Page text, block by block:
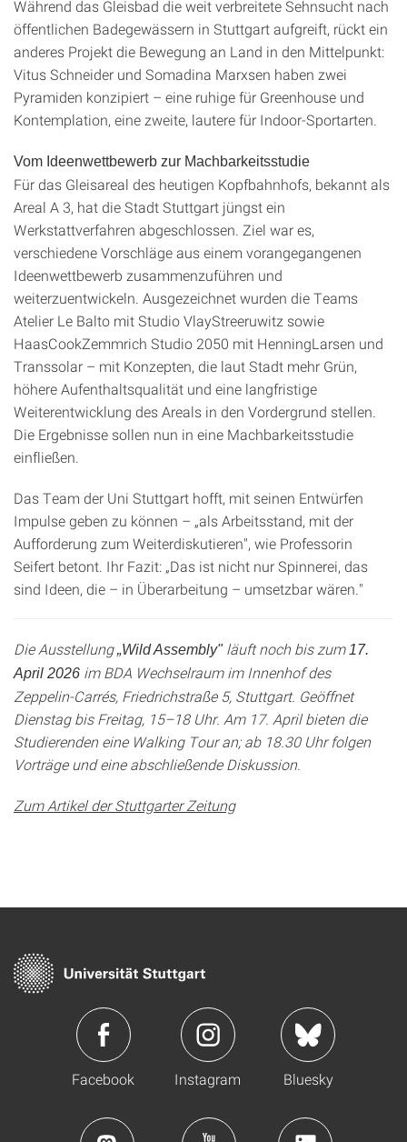
Während das Gleisbad die weit verbreitete Sehnsucht nach
öffentlichen Badegewässern in Stuttgart aufgreift, rückt ein
anderes Projekt die Bewegung an Land in den Mittelpunkt:
Vitus Schneider und Somadina Marxsen haben zwei
Pyramiden konzipiert – eine ruhige für Greenhouse und
Kontemplation, eine zweite, lautere für Indoor-Sportarten.
Vom Ideenwettbewerb zur Machbarkeitsstudie
Für das Gleisareal des heutigen Kopfbahnhofs, bekannt als
Areal A 3, hat die Stadt Stuttgart jüngst ein
Werkstattverfahren abgeschlossen. Ziel war es,
verschiedene Vorschläge aus einem vorangegangenen
Ideenwettbewerb zusammenzuführen und
weiterzuentwickeln. Ausgezeichnet wurden die Teams
Atelier Le Balto mit Studio VlayStreeruwitz sowie
HaasCookZemmrich Studio 2050 mit HenningLarsen und
Transsolar – mit Konzepten, die laut Stadt mehr Grün,
höhere Aufenthaltsqualität und eine langfristige
Weiterentwicklung des Areals in den Vordergrund stellen.
Die Ergebnisse sollen nun in eine Machbarkeitsstudie
einfließen.
Das Team der Uni Stuttgart hofft, mit seinen Entwürfen
Impulse geben zu können – „als Arbeitsstand, mit der
Aufforderung zum Weiterdiskutieren", wie Professorin
Seifert betont. Ihr Fazit: „Das ist nicht nur Spinnerei, das
sind Ideen, die – in Überarbeitung – umsetzbar wären."
Die Ausstellung„Wild Assembly"läuft noch bis zum 17.
April 2026 im BDA Wechselraum im Innenhof des
Zeppelin-Carrés, Friedrichstraße 5, Stuttgart. Geöffnet
Dienstag bis Freitag, 15–18 Uhr. Am 17. April bieten die
Studierenden eine Walking Tour an; ab 18.30 Uhr folgen
Vorträge und eine abschließende Diskussion.
Zum Artikel der Stuttgarter Zeitung
Facebook Instagram Bluesky